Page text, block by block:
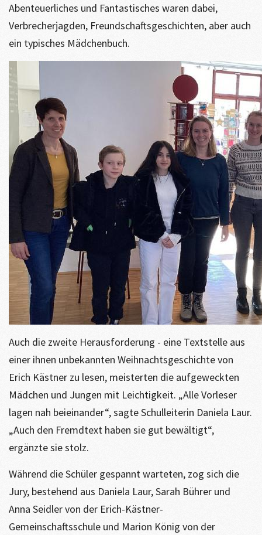
Abenteuerliches und Fantastisches waren dabei,
Verbrecherjagden, Freundschaftsgeschichten, aber auch
ein typisches Mädchenbuch.
Auch die zweite Herausforderung - eine Textstelle aus
einer ihnen unbekannten Weihnachtsgeschichte von
Erich Kästner zu lesen, meisterten die aufgeweckten
Mädchen und Jungen mit Leichtigkeit. „Alle Vorleser
lagen nah beieinander“, sagte Schulleiterin Daniela Laur.
„Auch den Fremdtext haben sie gut bewältigt“,
ergänzte sie stolz.
Während die Schüler gespannt warteten, zog sich die
Jury, bestehend aus Daniela Laur, Sarah Bührer und
Anna Seidler von der Erich-Kästner-
Gemeinschaftsschule und Marion König von der